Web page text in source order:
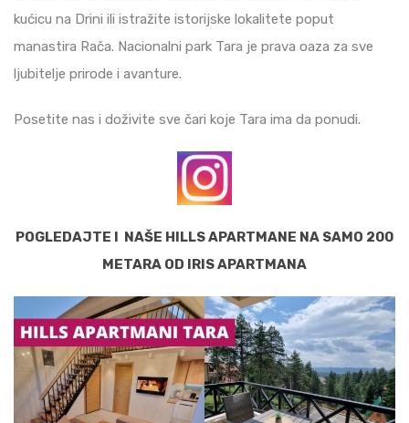
kućicu na Drini ili istražite istorijske lokalitete poput
manastira Rača. Nacionalni park Tara je prava oaza za sve
ljubitelje prirode i avanture.
Posetite nas i doživite sve čari koje Tara ima da ponudi.
POGLEDAJTE I NAŠE HILLS APARTMANE NA SAMO 200
METARA OD IRIS APARTMANA